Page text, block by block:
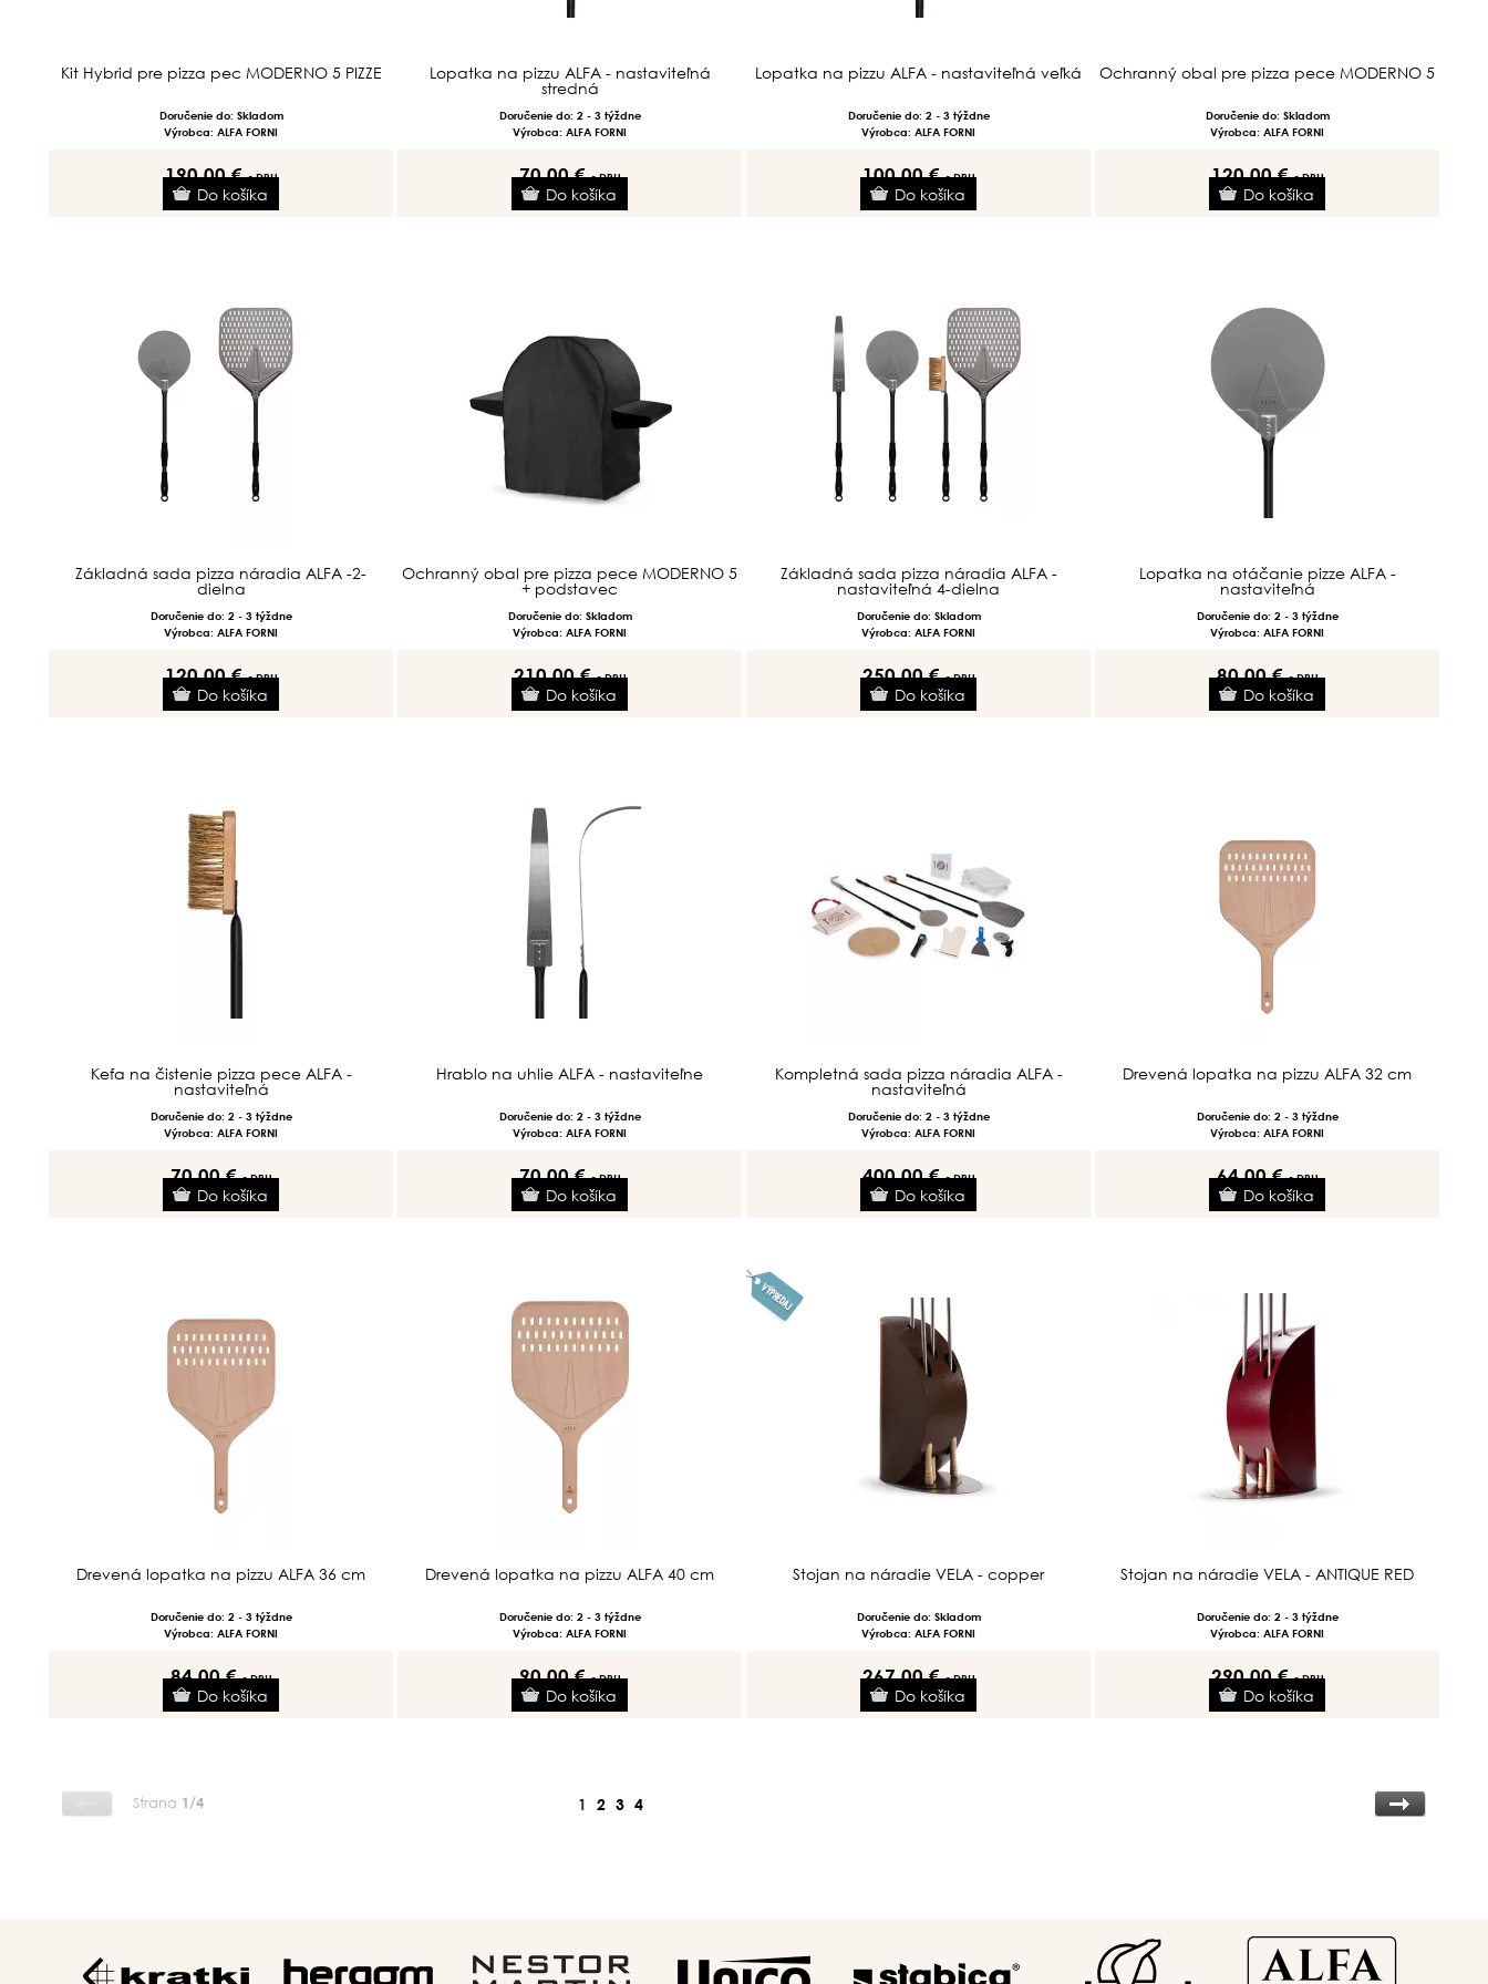
Kit Hybrid pre pizza pec MODERNO 5 PIZZE
Doručenie do: Skladom
Výrobca: ALFA FORNI
190.00 €s DPH
Lopatka na pizzu ALFA - nastaviteľná
stredná
Doručenie do: 2 - 3 týždne
Výrobca: ALFA FORNI
70.00 €s DPH
Lopatka na pizzu ALFA - nastaviteľná veľká
Doručenie do: 2 - 3 týždne
Výrobca: ALFA FORNI
100.00 €s DPH
Ochranný obal pre pizza pece MODERNO 5
Doručenie do: Skladom
Výrobca: ALFA FORNI
120.00 €s DPH
Základná sada pizza náradia ALFA -2-
dielna
Doručenie do: 2 - 3 týždne
Výrobca: ALFA FORNI
120.00 €s DPH
Ochranný obal pre pizza pece MODERNO 5
+ podstavec
Doručenie do: Skladom
Výrobca: ALFA FORNI
210.00 €s DPH
Základná sada pizza náradia ALFA -
nastaviteľná 4-dielna
Doručenie do: Skladom
Výrobca: ALFA FORNI
250.00 €s DPH
Lopatka na otáčanie pizze ALFA -
nastaviteľná
Doručenie do: 2 - 3 týždne
Výrobca: ALFA FORNI
80.00 €s DPH
Kefa na čistenie pizza pece ALFA -
nastaviteľná
Doručenie do: 2 - 3 týždne
Výrobca: ALFA FORNI
70.00 €s DPH
Hrablo na uhlie ALFA - nastaviteľne
Doručenie do: 2 - 3 týždne
Výrobca: ALFA FORNI
70.00 €s DPH
Kompletná sada pizza náradia ALFA -
nastaviteľná
Doručenie do: 2 - 3 týždne
Výrobca: ALFA FORNI
400.00 €s DPH
Drevená lopatka na pizzu ALFA 32 cm
Doručenie do: 2 - 3 týždne
Výrobca: ALFA FORNI
64.00 €s DPH
Drevená lopatka na pizzu ALFA 36 cm
Doručenie do: 2 - 3 týždne
Výrobca: ALFA FORNI
84.00 €s DPH
Drevená lopatka na pizzu ALFA 40 cm
Doručenie do: 2 - 3 týždne
Výrobca: ALFA FORNI
90.00 €s DPH
Stojan na náradie VELA - copper
Doručenie do: Skladom
Výrobca: ALFA FORNI
267.00 €s DPH
Stojan na náradie VELA - ANTIQUE RED
Doručenie do: 2 - 3 týždne
Výrobca: ALFA FORNI
290.00 €s DPH
Strana 1/4 1 2 3 4